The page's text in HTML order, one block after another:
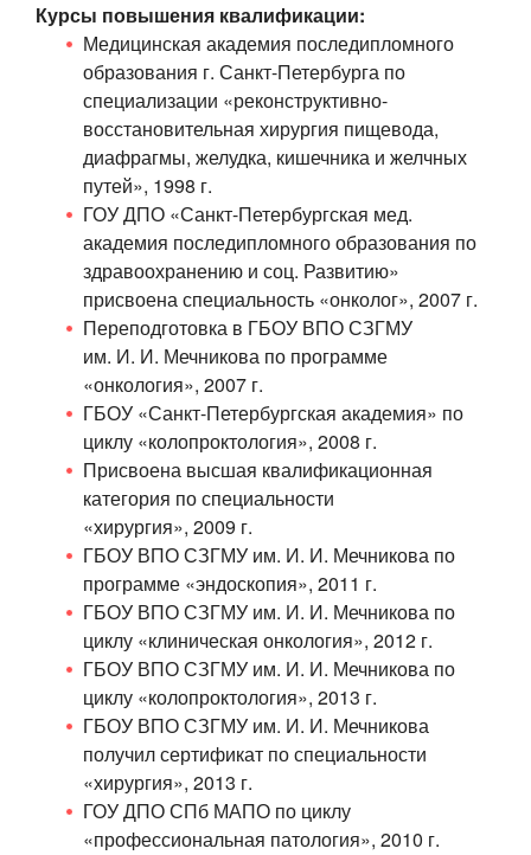
Курсы повышения квалификации:
Медицинская академия последипломного
образования г. Санкт-Петербурга по
специализации «реконструктивно-
восстановительная хирургия пищевода,
диафрагмы, желудка, кишечника и желчных
путей», 1998 г.
ГОУ ДПО «Санкт-Петербургская мед.
академия последипломного образования по
здравоохранению и соц. Развитию»
присвоена специальность «онколог», 2007 г.
Переподготовка в ГБОУ ВПО СЗГМУ
им. И. И. Мечникова по программе
«онкология», 2007 г.
ГБОУ «Санкт-Петербургская академия» по
циклу «колопроктология», 2008 г.
Присвоена высшая квалификационная
категория по специальности
«хирургия», 2009 г.
ГБОУ ВПО СЗГМУ им. И. И. Мечникова по
программе «эндоскопия», 2011 г.
ГБОУ ВПО СЗГМУ им. И. И. Мечникова по
циклу «клиническая онкология», 2012 г.
ГБОУ ВПО СЗГМУ им. И. И. Мечникова по
циклу «колопроктология», 2013 г.
ГБОУ ВПО СЗГМУ им. И. И. Мечникова
получил сертификат по специальности
«хирургия», 2013 г.
ГОУ ДПО СПб МАПО по циклу
«профессиональная патология», 2010 г.